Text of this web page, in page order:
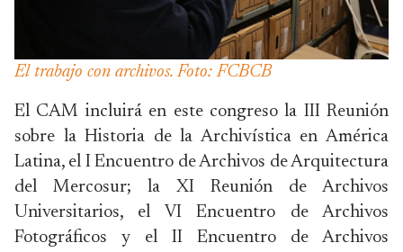
El trabajo con archivos. Foto: FCBCB
El CAM incluirá en este congreso la III Reunión
sobre la Historia de la Archivística en América
Latina, el I Encuentro de Archivos de Arquitectura
del Mercosur; la XI Reunión de Archivos
Universitarios, el VI Encuentro de Archivos
Fotográficos y el II Encuentro de Archivos